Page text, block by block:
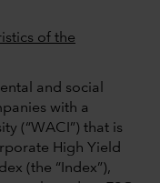
of the
and social
with a
(“WACI”) that is
High Yield
(the “Index”),